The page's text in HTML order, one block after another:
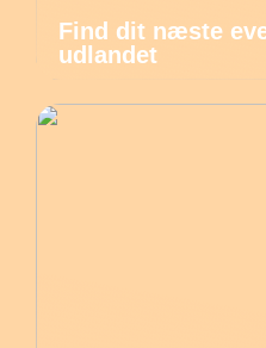
Find dit næste
udlandet